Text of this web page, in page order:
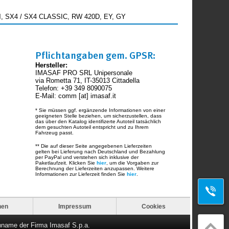
SX4 / SX4 CLASSIC, RW 420D, EY, GY
Pflichtangaben gem. GPSR:
Hersteller:
IMASAF PRO SRL Unipersonale
via Rometta 71, IT-35013 Cittadella
Telefon: +39 349 8090075
E-Mail: comm [at] imasaf.it
* Sie müssen ggf. ergänzende Informationen von einer
geeigneten Stelle beziehen, um sicherzustellen, dass
das über den Katalog identifizerte Autoteil tatsächlich
dem gesuchten Autoteil entspricht und zu Ihrem
Fahrzeug passt.
** Die auf dieser Seite angegebenen Lieferzeiten
gelten bei Lieferung nach Deutschland und Bezahlung
per PayPal und verstehen sich inklusive der
Paketlaufzeit. Klicken Sie hier, um die Vorgaben zur
Berechnung der Lieferzeiten anzupassen. Weitere
Informationen zur Lieferzeit finden Sie hier.
Impressum Cookies
der Firma Imasaf S.p.a.